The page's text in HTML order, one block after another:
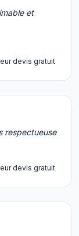
et
devis gratuit
respectueuse
devis gratuit